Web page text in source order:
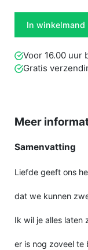
In winkelmand
Voor 16.00 uur
Gratis
Meer
Samenvatting
Liefde geeft ons
dat we kunnen
Ik wil je alles laten
er is nog zoveel te